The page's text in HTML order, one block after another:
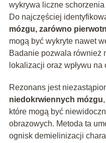
wykrywa liczne
Do najczęściej
mózgu, zarówno
mogą być wykryte nawet
Badanie pozwala również
lokalizacji oraz wpływu na
Rezonans jest
niedokrwiennych mózgu
które mogą być
obrazowych. Metoda ta
ognisk demielinizacji